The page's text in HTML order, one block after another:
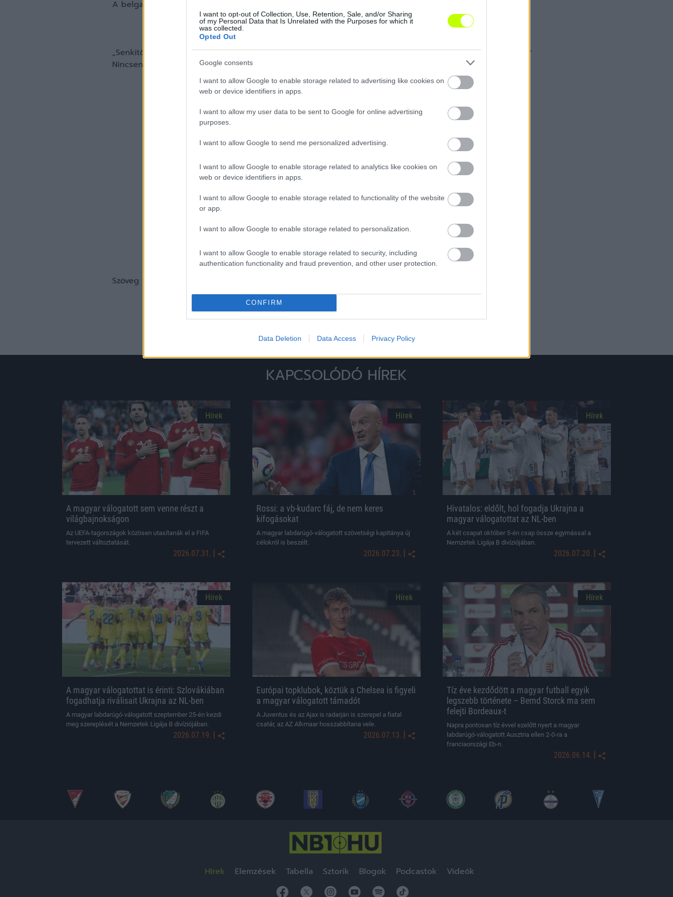
I want to opt-out of Collection, Use, Retention, Sale, and/or Sharing
of my Personal Data that Is Unrelated with the Purposes for which it
was collected.
Opted Out
Google consents
I want to allow Google to enable storage related to advertising like cookies on
web or device identifiers in apps.
I want to allow my user data to be sent to Google for online advertising
purposes.
I want to allow Google to send me personalized advertising.
I want to allow Google to enable storage related to analytics like cookies on
web or device identifiers in apps.
I want to allow Google to enable storage related to functionality of the website
or app.
I want to allow Google to enable storage related to personalization.
I want to allow Google to enable storage related to security, including
authentication functionality and fraud prevention, and other user protection.
CONFIRM
Data Deletion Data Access Privacy Policy
A belga szövetségi kapitány, a korábbi klasszistámadó
„Senkitől nem akarom meghallani, hogy könnyű lesz a magyarok ellen. Látták a magyar-portugál meccset?
Nincsenek kis nemzetek és kis csapatok az Eb-n.”
Loaded:
0%
Szöveg forrása: EPA
Megosztás:
KAPCSOLÓDÓ HÍREK
Hírek
A magyar válogatott sem venne részt a
világbajnokságon
Az UEFA-tagországok közösen utasítanák el a FIFA
tervezett változtatását.
2026.07.31. |
Hírek
Rossi: a vb-kudarc fáj, de nem keres
kifogásokat
A magyar labdarúgó-válogatott szövetségi kapitánya új
célokról is beszélt.
2026.07.23. |
Hírek
Hivatalos: eldőlt, hol fogadja Ukrajna a
magyar válogatottat az NL-ben
A két csapat október 5-én csap össze egymással a
Nemzetek Ligája B divíziójában.
2026.07.20. |
Hírek
A magyar válogatottat is érinti: Szlovákiában
fogadhatja riválisait Ukrajna az NL-ben
A magyar labdarúgó-válogatott szeptember 25-én kezdi
meg szereplését a Nemzetek Ligája B divíziójában.
2026.07.19. |
Hírek
Európai topklubok, köztük a Chelsea is figyeli
a magyar válogatott támadót
A Juventus és az Ajax is radarján is szerepel a fiatal
csatár, az AZ Alkmaar hosszabbítana vele.
2026.07.13. |
Hírek
Tíz éve kezdődött a magyar futball egyik
legszebb története – Bernd Storck ma sem
felejti Bordeaux-t
Napra pontosan tíz évvel ezelőtt nyert a magyar
labdarúgó-válogatott Ausztria ellen 2-0-ra a
franciaországi Eb-n.
2026.06.14. |
Hírek Elemzések Tabella Sztorik Blogok Podcastok Videók